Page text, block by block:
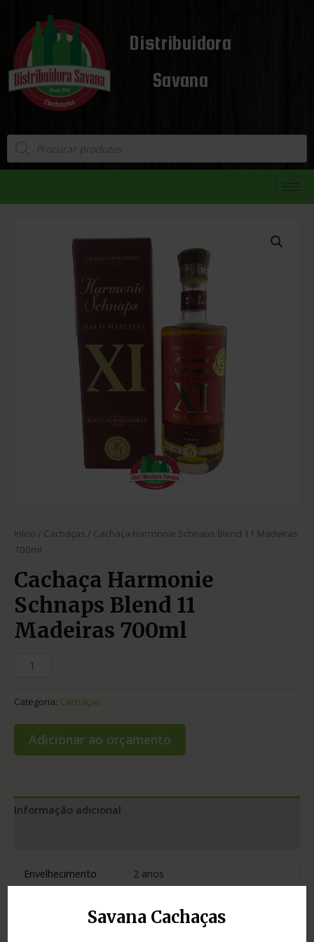
Savana Cachaças
Distribuidora
Savana
Início / Cachaças / Cachaça Harmonie Schnaps Blend 11 Madeiras
700ml
Cachaça Harmonie
Schnaps Blend 11
Madeiras 700ml
Categoria: Cachaças
Adicionar ao orçamento
Informação adicional
Envelhecimento
2 anos
acácia francesa,